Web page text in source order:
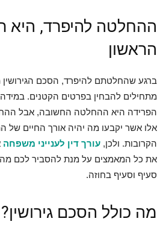
ההחלטה להיפרד, היא
הראשון
ברגע שהחלטתם להיפרד, הסכם
מתחילים להבחין בפרטים הקטנים.
הפרידה היא ההחלטה החשובה, אבל
אלו אשר יקבעו מה יהיה אורך החיים
הקרובות. ולכן, עורך דין לענייני משפחה
את כל המאמצים על מנת להסביר לכם
סעיף וסעיף בחוזה.
מה כולל הסכם גירושין?